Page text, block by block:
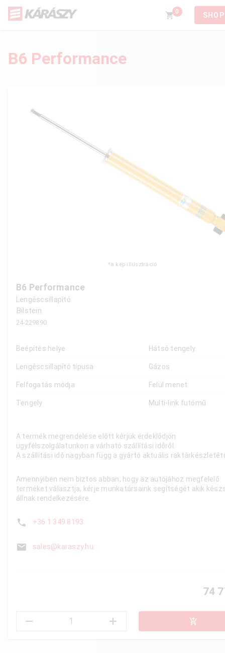
0 SHOP
B6 Performance
*a kép illusztráció
B6 Performance
Lengéscsillapító
Bilstein
24-229890
Beépítés helye Hátsó tengely
Lengéscsillapító típusa Gázos
Felfogatás módja Felül menet
Tengely Multi-link futómű
A termék megrendelése előtt kérjük érdeklődjön
ügyfélszolgálatunkon a várható szállítási időről.
A szállítási idő nagyban függ a gyártó aktuális
Amennyiben nem biztos abban, hogy az autójához megfelelő
terméket választja, kérje munkatársaink segítségét akik
állnak rendelkezésére.
+36 1 349 8193
sales@karaszy.hu
74